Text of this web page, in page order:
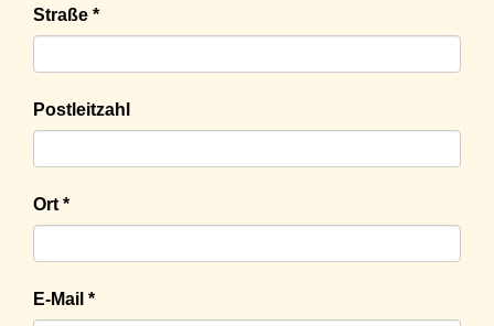
Straße *
Postleitzahl
Ort *
E-Mail *